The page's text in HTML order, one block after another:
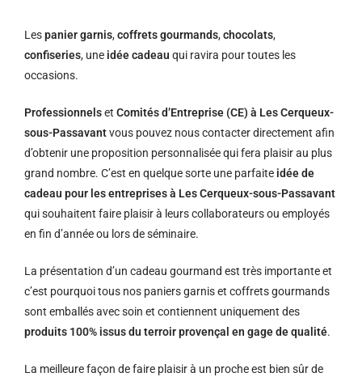
Lespanier garnis,coffrets gourmands,chocolats,
confiseries, une idée cadeau qui ravira pour toutes les
occasions.
Professionnelset Comités d’Entreprise (CE) à Les Cerqueux-
sous-Passavantvous pouvez nous contacter directement afin
d’obtenir une proposition personnalisée qui fera plaisir au plus
grand nombre. C’est en quelque sorte une parfaite idée de
cadeau pour les entreprises à Les Cerqueux-sous-Passavant
qui souhaitent faire plaisir à leurs collaborateurs ou employés
en fin d’année ou lors de séminaire.
La présentation d’un cadeau gourmand est très importante et
c’est pourquoi tous nos paniers garnis et coffrets gourmands
sont emballés avec soin et contiennent uniquement des
produits 100% issus du terroir provençal en gage de qualité.
La meilleure façon de faire plaisir à un proche est bien sûr de